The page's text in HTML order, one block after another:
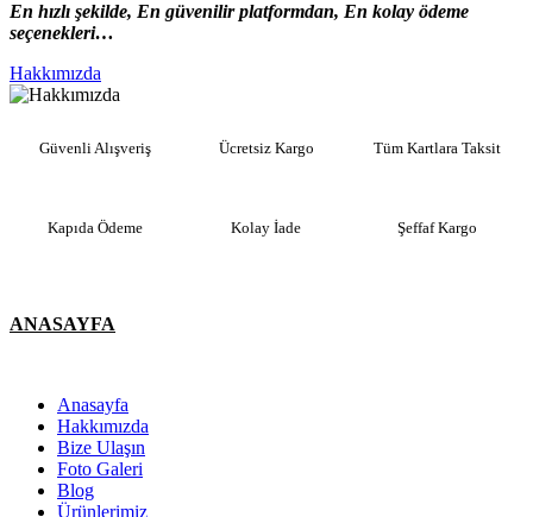
En hızlı şekilde, En güvenilir platformdan, En kolay ödeme
seçenekleri…
Hakkımızda
Güvenli Alışveriş Ücretsiz Kargo Tüm Kartlara Taksit
Kapıda Ödeme Kolay İade Şeffaf Kargo
ANASAYFA
Anasayfa
Hakkımızda
Bize Ulaşın
Foto Galeri
Blog
Ürünlerimiz